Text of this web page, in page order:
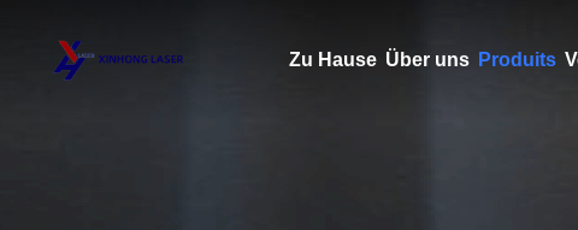
Zu Hause Über uns Produits